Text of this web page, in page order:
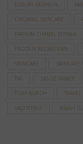
LUXURY FASHION
ORGANIC SKINCARE
PARFUM CHANEL TERBAIK
PRODUK KECANTIKAN
SKINCARE SKINCARE
TAS TAS DESAINER
TORY BURCH TRAVEL
VALENTINO WAJAH